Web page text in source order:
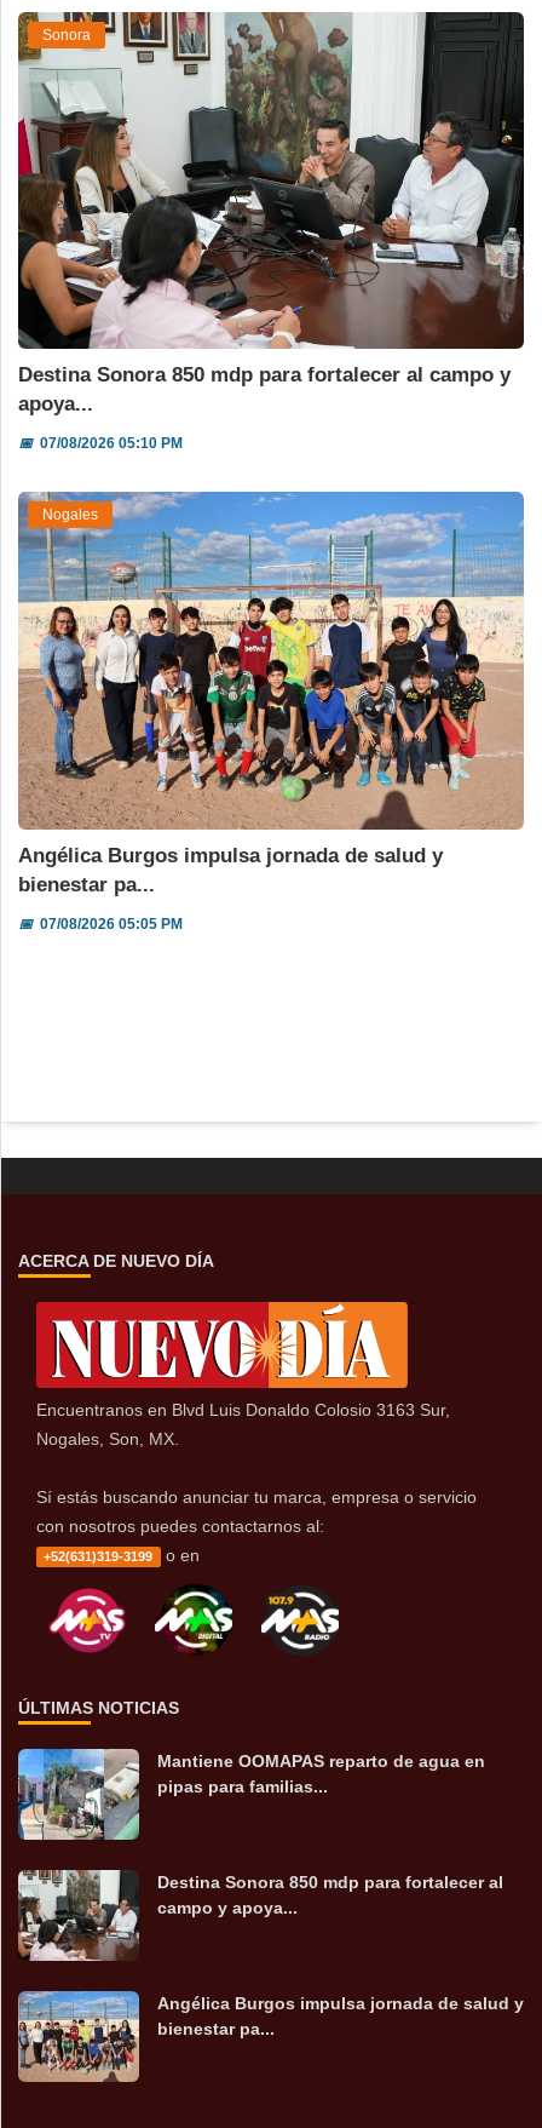
Sonora
Destina Sonora 850 mdp para fortalecer al campo y
apoya...
📅07/08/2026 05:10 PM
Nogales
Angélica Burgos impulsa jornada de salud y
bienestar pa...
📅07/08/2026 05:05 PM
ACERCA DE NUEVO DÍA
Encuentranos en Blvd Luis Donaldo Colosio 3163 Sur,
Nogales, Son, MX.
Sí estás buscando anunciar tu marca, empresa o servicio
con nosotros puedes contactarnos al:
+52(631)319-3199 o en
ÚLTIMAS NOTICIAS
Mantiene OOMAPAS reparto de agua en
pipas para familias...
Destina Sonora 850 mdp para fortalecer al
campo y apoya...
Angélica Burgos impulsa jornada de salud y
bienestar pa...